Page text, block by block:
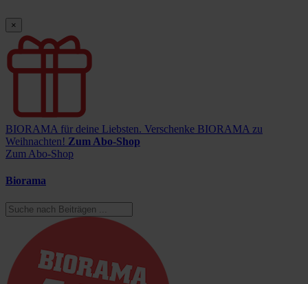
×
BIORAMA für deine Liebsten. Verschenke BIORAMA zu
Weihnachten! Zum Abo-Shop
Zum Abo-Shop
Biorama